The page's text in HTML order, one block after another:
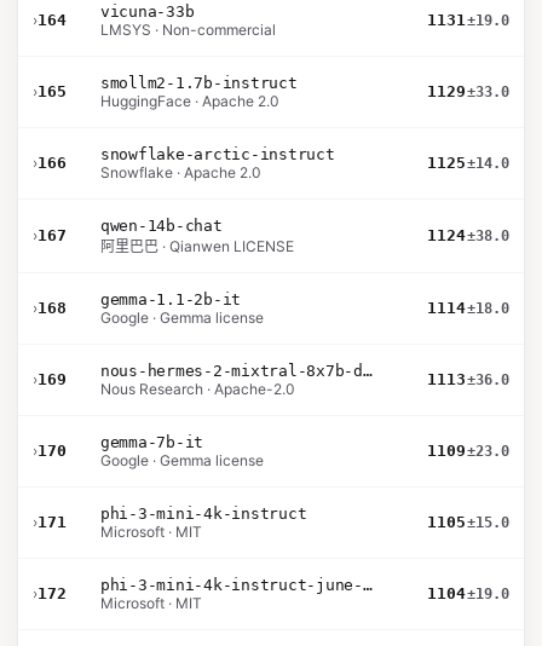
›164
vicuna-33b
LMSYS · Non-commercial
1131±19.0
›165
smollm2-1.7b-instruct
HuggingFace · Apache 2.0
1129±33.0
›166
snowflake-arctic-instruct
Snowflake · Apache 2.0
1125±14.0
›167
qwen-14b-chat
阿里巴巴 · Qianwen LICENSE
1124±38.0
›168
gemma-1.1-2b-it
Google · Gemma license
1114±18.0
›169
nous-hermes-2-mixtral-8x7b-dpo
Nous Research · Apache-2.0
1113±36.0
›170
gemma-7b-it
Google · Gemma license
1109±23.0
›171
phi-3-mini-4k-instruct
Microsoft · MIT
1105±15.0
›172
phi-3-mini-4k-instruct-june-2024
Microsoft · MIT
1104±19.0